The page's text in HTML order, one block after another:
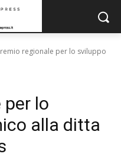
regionale per lo sviluppo
per lo
alla ditta